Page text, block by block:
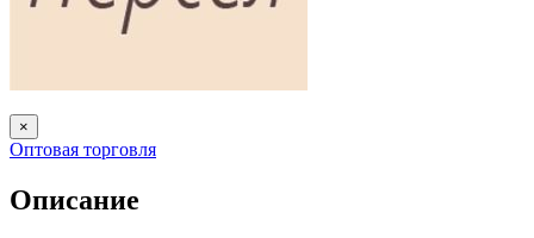
×
Оптовая торговля
Описание